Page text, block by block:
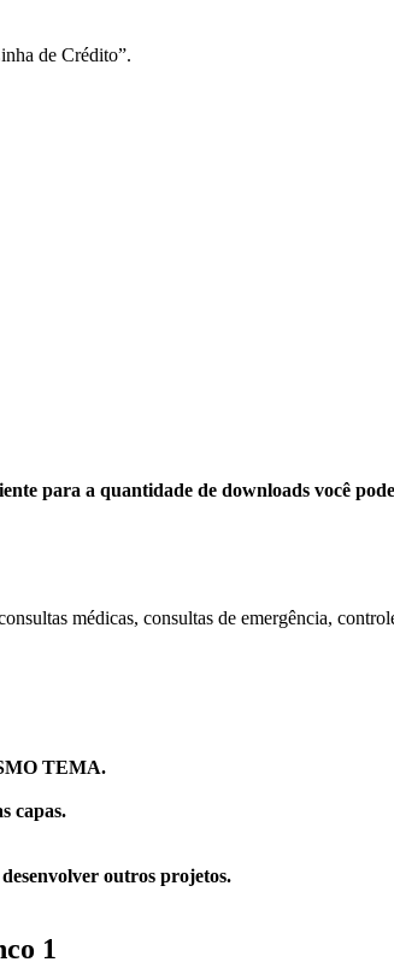
de Crédito”.
para a quantidade de downloads você
médicas, consultas de emergência,
TEMA.
capas.
outros projetos.
1